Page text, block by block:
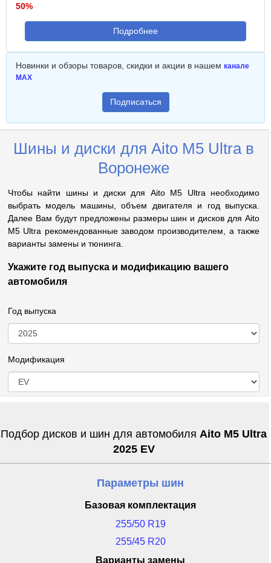
50%
Подробнее
Новинки и обзоры товаров, скидки и акции в нашем канале
MAX
Подписаться
Шины и диски для Aito M5 Ultra в
Воронеже
Чтобы найти шины и диски для Aito M5 Ultra необходимо
выбрать модель машины, объем двигателя и год выпуска.
Далее Вам будут предложены размеры шин и дисков для Aito
M5 Ultra рекомендованные заводом производителем, а также
варианты замены и тюнинга.
Укажите год выпуска и модификацию вашего
автомобиля
Год выпуска
Модификация
Подбор дисков и шин для автомобиля Aito M5 Ultra
2025 EV
Параметры шин
Базовая комплектация
255/50 R19
255/45 R20
Варианты замены